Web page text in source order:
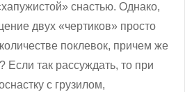
снастью. Однако,
двух «чертиков» просто
поклевок, причем же
Если так рассуждать, то при
с грузилом,